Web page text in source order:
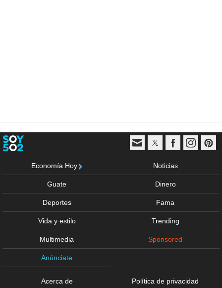
Economía Hoy Noticias
Guate Dinero
Deportes Fama
Vida y estilo Trending
Multimedia Sponsored
Anúnciate
Acerca de Política de privacidad